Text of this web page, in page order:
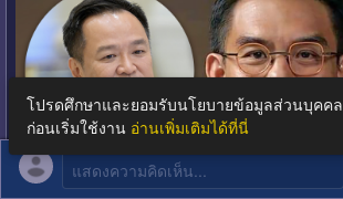
แสดงความคิดเห็น...
โปรดศึกษาและยอมรับนโยบายข้อมูลส่วนบุคคล
ก่อนเริ่มใช้งาน อ่านเพิ่มเติมได้ที่นี่